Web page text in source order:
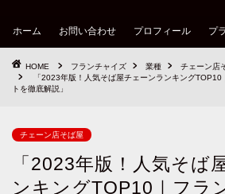
ホーム お問い合わせ プロフィール プ
HOME フランチャイズ 業種
チェーン店
「2023年版！人気そば屋チェーンランキング
トを徹底解説」
チェーン店そば屋
「2023年版！人気そば
ンキングTOP10｜フラ